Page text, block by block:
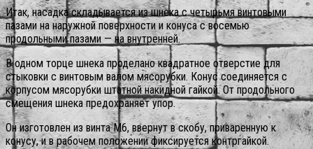
Итак, насадка складывается из шнека с четырьмя винтовыми
пазами на наружной поверхности и конуса с восемью
продольными пазами — на внутренней.
В одном торце шнека проделано квадратное отверстие для
стыковки с винтовым валом мясорубки. Конус соединяется с
корпусом мясорубки штатной накидной гайкой. От продольного
смещения шнека предохраняет упор.
Он изготовлен из винта М6, ввернут в скобу, приваренную к
конусу, и в рабочем положении фиксируется контргайкой.